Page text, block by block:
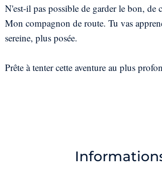
N'est-il pas possible de garder le bon, de
Mon compagnon de route. Tu vas
sereine, plus posée.
Prête à tenter cette aventure au plus